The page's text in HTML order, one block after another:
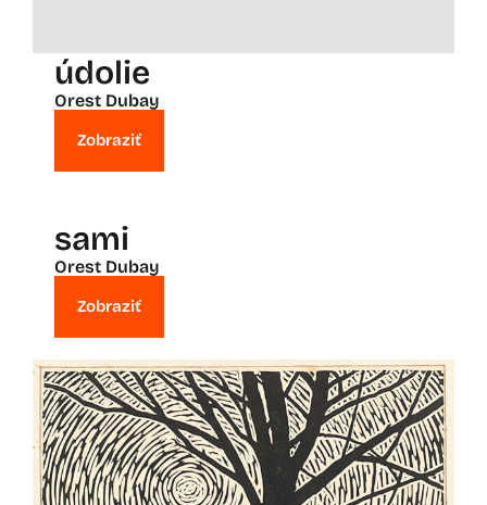
údolie
Orest Dubay
Zobraziť
sami
Orest Dubay
Zobraziť